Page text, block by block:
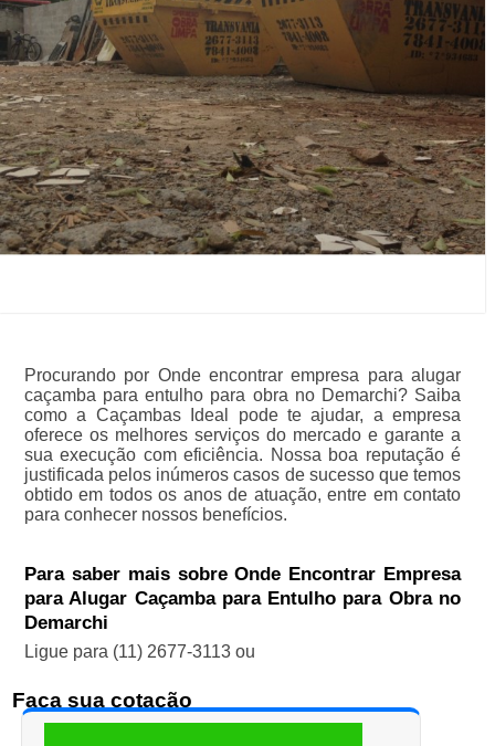
Procurando por Onde encontrar empresa para alugar
caçamba para entulho para obra no Demarchi? Saiba
como a Caçambas Ideal pode te ajudar, a empresa
oferece os melhores serviços do mercado e garante a
sua execução com eficiência. Nossa boa reputação é
justificada pelos inúmeros casos de sucesso que temos
obtido em todos os anos de atuação, entre em contato
para conhecer nossos benefícios.
Para saber mais sobre Onde Encontrar Empresa
para Alugar Caçamba para Entulho para Obra no
Demarchi
Ligue para (11) 2677-3113ou
Faça sua cotação